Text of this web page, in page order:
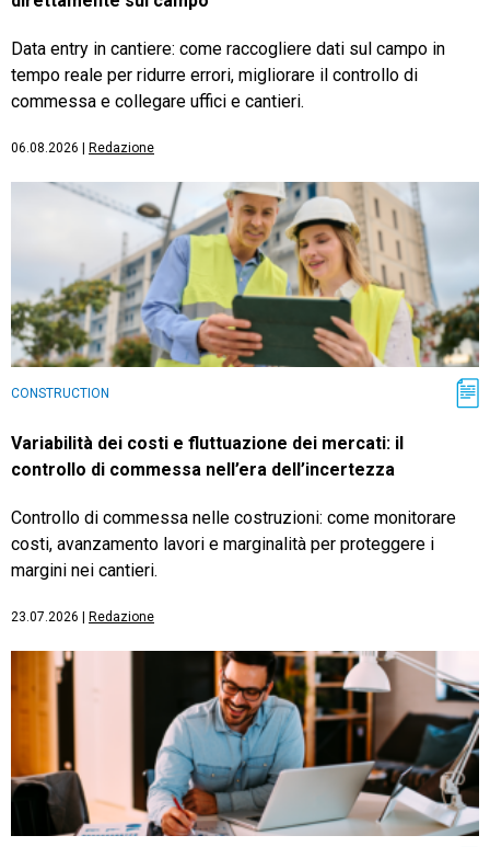
Data entry in cantiere: come raccogliere dati sul campo in
tempo reale per ridurre errori, migliorare il controllo di
commessa e collegare uffici e cantieri.
06.08.2026 Redazione
CONSTRUCTION
Variabilità dei costi e fluttuazione dei mercati: il
controllo di commessa nell’era dell’incertezza
Controllo di commessa nelle costruzioni: come monitorare
costi, avanzamento lavori e marginalità per proteggere i
margini nei cantieri.
23.07.2026 Redazione